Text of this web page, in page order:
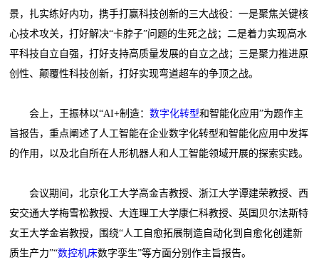
景，扎实练好内功，携手打赢科技创新的三大战役：一是聚焦关键核
心技术攻关，打好解决“卡脖子”问题的生死之战；二是着力实现高水
平科技自立自强，打好支持高质量发展的自立之战；三是聚力推进原
创性、颠覆性科技创新，打好实现弯道超车的争顶之战。
会上，王振林以“AI+制造：数字化转型和智能化应用”为题作主
旨报告，重点阐述了人工智能在企业数字化转型和智能化应用中发挥
的作用，以及北自所在人形机器人和人工智能领域开展的探索实践。
会议期间，北京化工大学高金吉教授、浙江大学谭建荣教授、西
安交通大学梅雪松教授、大连理工大学康仁科教授、英国贝尔法斯特
女王大学金岩教授，围绕“人工自愈拓展制造自动化到自愈化创建新
质生产力”“数控机床数字孪生”等方面分别作主旨报告。